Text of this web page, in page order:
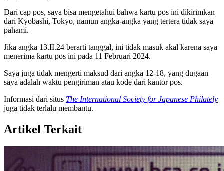
Dari cap pos, saya bisa mengetahui bahwa kartu pos ini dikirimkan
dari Kyobashi, Tokyo, namun angka-angka yang tertera tidak saya
pahami.
Jika angka 13.II.24 berarti tanggal, ini tidak masuk akal karena saya
menerima kartu pos ini pada 11 Februari 2024.
Saya juga tidak mengerti maksud dari angka 12-18, yang dugaan
saya adalah waktu pengiriman atau kode dari kantor pos.
Informasi dari situs The International Society for Japanese Philately
juga tidak terlalu membantu.
Artikel Terkait